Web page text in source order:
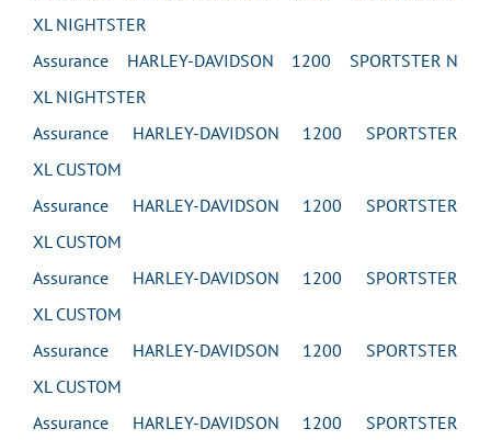
XL NIGHTSTER
Assurance HARLEY-DAVIDSON 1200 SPORTSTER N
XL NIGHTSTER
Assurance HARLEY-DAVIDSON 1200 SPORTSTER
XL CUSTOM
Assurance HARLEY-DAVIDSON 1200 SPORTSTER
XL CUSTOM
Assurance HARLEY-DAVIDSON 1200 SPORTSTER
XL CUSTOM
Assurance HARLEY-DAVIDSON 1200 SPORTSTER
XL CUSTOM
Assurance HARLEY-DAVIDSON 1200 SPORTSTER